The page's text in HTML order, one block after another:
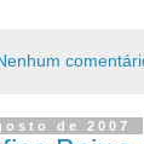
de 2007